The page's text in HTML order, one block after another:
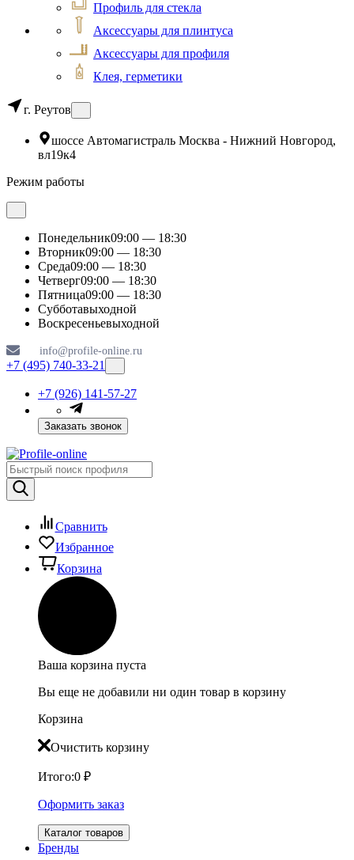
Профиль для стекла
Аксессуары для плинтуса
Аксессуары для профиля
Клея, герметики
г. Реутов
шоссе Автомагистраль Москва - Нижний Новгород,
вл19к4
Режим работы
Понедельник09:00 — 18:30
Вторник09:00 — 18:30
Среда09:00 — 18:30
Четверг09:00 — 18:30
Пятница09:00 — 18:30
Субботавыходной
Воскресеньевыходной
info@profile-online.ru
+7 (495) 740-33-21
+7 (926) 141-57-27
Заказать звонок
Сравнить
Избранное
Корзина
Ваша корзина пуста
Вы еще не добавили ни один товар в корзину
Корзина
Очистить корзину
Итого:0 ₽
Оформить заказ
Каталог товаров
Бренды